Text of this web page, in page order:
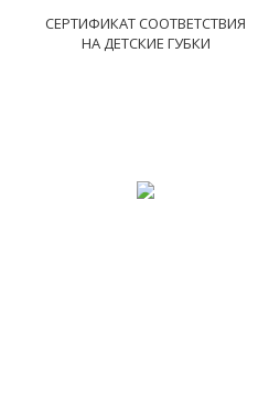
СЕРТИФИКАТ СООТВЕТСТВИЯ
НА ДЕТСКИЕ ГУБКИ